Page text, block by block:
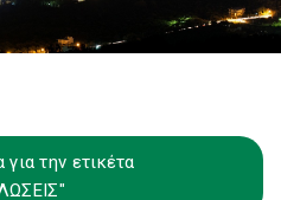
την ετικέτα